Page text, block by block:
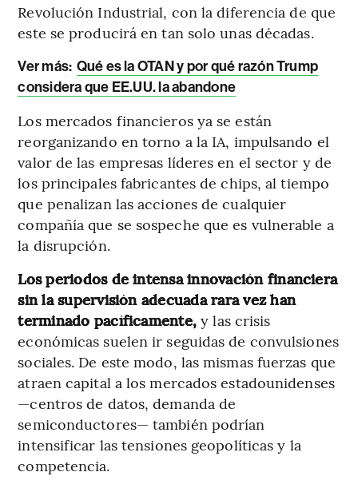
Revolución Industrial, con la diferencia de que
este se producirá en tan solo unas décadas.
Ver más: Qué es la OTAN y por qué razón Trump
considera que EE.UU. la abandone
Los mercados financieros ya se están
reorganizando en torno a la IA, impulsando el
valor de las empresas líderes en el sector y de
los principales fabricantes de chips, al tiempo
que penalizan las acciones de cualquier
compañía que se sospeche que es vulnerable a
la disrupción.
Los periodos de intensa innovación financiera
sin la supervisión adecuada rara vez han
terminado pacíficamente, y las crisis
económicas suelen ir seguidas de convulsiones
sociales. De este modo, las mismas fuerzas que
atraen capital a los mercados estadounidenses
—centros de datos, demanda de
semiconductores— también podrían
intensificar las tensiones geopolíticas y la
competencia.